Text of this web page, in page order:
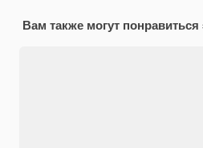
Вам также могут